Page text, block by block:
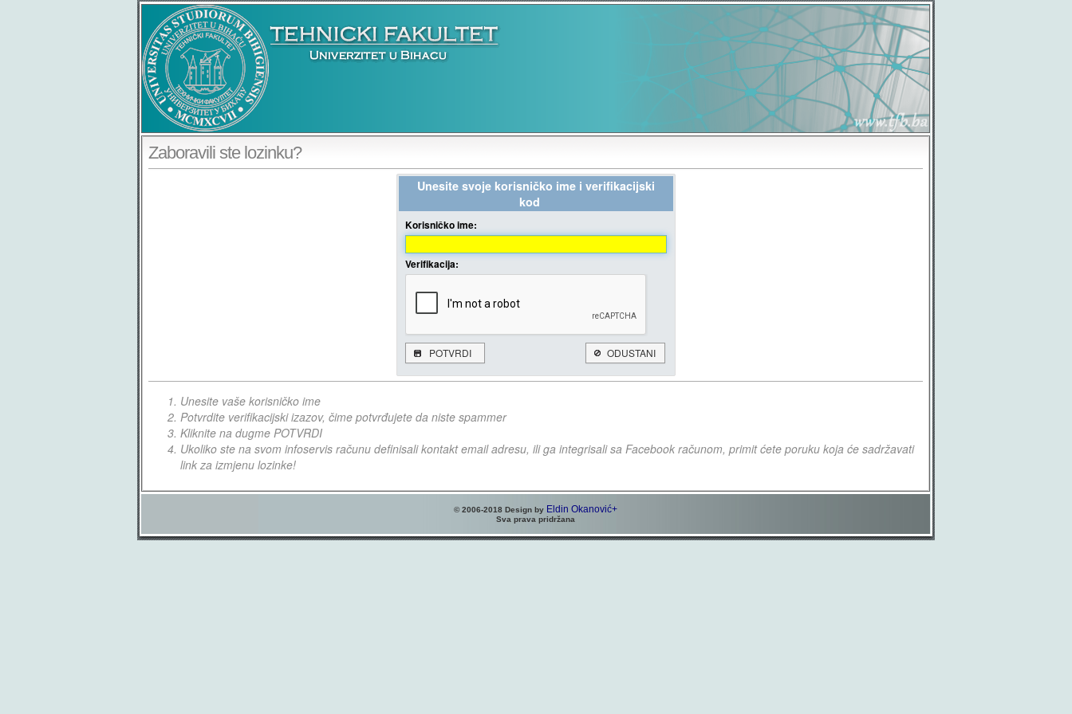
Zaboravili ste lozinku?
Unesite svoje korisničko ime i verifikacijski
kod
Korisničko ime:
Verifikacija:
POTVRDI ODUSTANI
Unesite vaše korisničko ime
Potvrdite verifikacijski izazov, čime potvrđujete da niste spammer
Kliknite na dugme POTVRDI
Ukoliko ste na svom infoservis računu definisali kontakt email adresu, ili ga integrisali sa Facebook računom, primit ćete poruku koja će sadržavati
link za izmjenu lozinke!
© 2006-2018 Design by Eldin Okanović+
Sva prava pridržana